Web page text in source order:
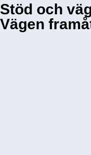
Stöd och
Vägen